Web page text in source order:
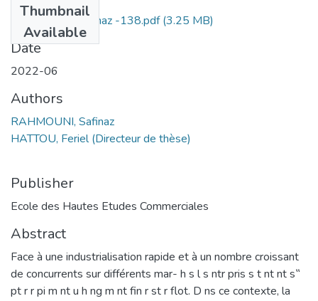
Thumbnail
Available
RAHMOUNI Safinaz -138.pdf(3.25 MB)
Date
2022-06
Authors
RAHMOUNI, Safinaz
HATTOU, Feriel (Directeur de thèse)
Publisher
Ecole des Hautes Etudes Commerciales
Abstract
Face à une industrialisation rapide et à un nombre croissant
de concurrents sur différents mar- h s l s ntr pris s t nt nt s‟
pt r r pi m nt u h ng m nt fin r st r flot. D ns ce contexte, la